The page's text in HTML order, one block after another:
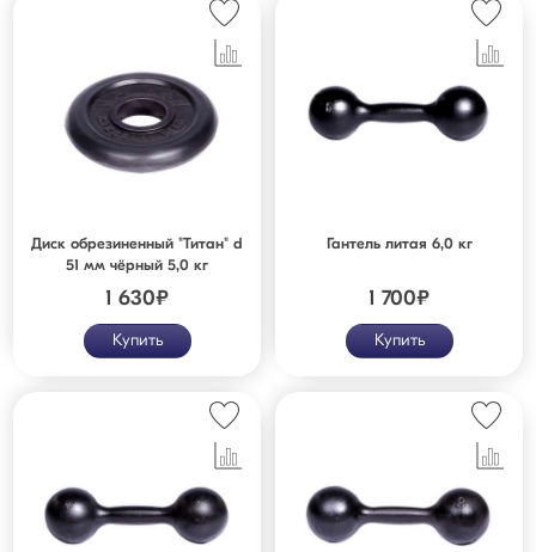
Диск обрезиненный "Титан" d
51 мм чёрный 5,0 кг
1 630₽
Купить
Гантель литая 6,0 кг
1 700₽
Купить